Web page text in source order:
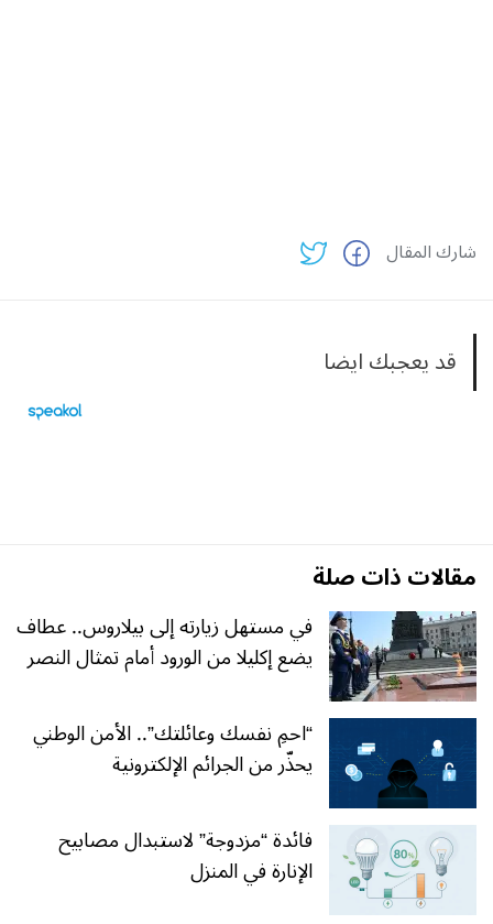
شارك المقال
قد يعجبك ايضا
مقالات ذات صلة
في مستهل زيارته إلى بيلاروس.. عطاف
يضع إكليلا من الورود أمام تمثال النصر
“احمِ نفسك وعائلتك”.. الأمن الوطني
يحذّر من الجرائم الإلكترونية
فائدة “مزدوجة” لاستبدال مصابيح
الإنارة في المنزل